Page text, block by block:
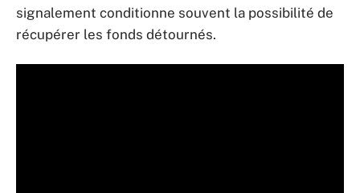
signalement conditionne souvent la possibilité de
récupérer les fonds détournés.